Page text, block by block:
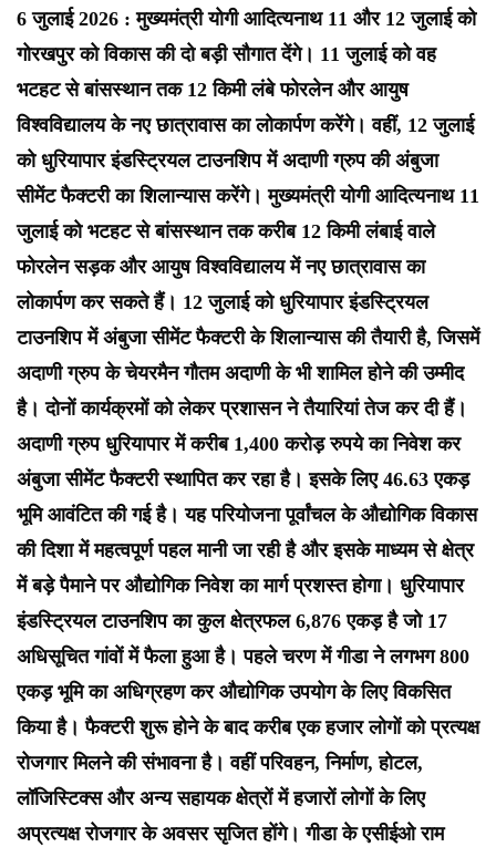
6 जुलाई 2026 : मुख्यमंत्री योगी आदित्यनाथ 11 और 12 जुलाई को
गोरखपुर को विकास की दो बड़ी सौगात देंगे। 11 जुलाई को वह
भटहट से बांसस्थान तक 12 किमी लंबे फोरलेन और आयुष
विश्वविद्यालय के नए छात्रावास का लोकार्पण करेंगे। वहीं, 12 जुलाई
को धुरियापार इंडस्ट्रियल टाउनशिप में अदाणी ग्रुप की अंबुजा
सीमेंट फैक्टरी का शिलान्यास करेंगे। मुख्यमंत्री योगी आदित्यनाथ 11
जुलाई को भटहट से बांसस्थान तक करीब 12 किमी लंबाई वाले
फोरलेन सड़क और आयुष विश्वविद्यालय में नए छात्रावास का
लोकार्पण कर सकते हैं। 12 जुलाई को धुरियापार इंडस्ट्रियल
टाउनशिप में अंबुजा सीमेंट फैक्टरी के शिलान्यास की तैयारी है, जिसमें
अदाणी ग्रुप के चेयरमैन गौतम अदाणी के भी शामिल होने की उम्मीद
है। दोनों कार्यक्रमों को लेकर प्रशासन ने तैयारियां तेज कर दी हैं।
अदाणी ग्रुप धुरियापार में करीब 1,400 करोड़ रुपये का निवेश कर
अंबुजा सीमेंट फैक्टरी स्थापित कर रहा है। इसके लिए 46.63 एकड़
भूमि आवंटित की गई है। यह परियोजना पूर्वांचल के औद्योगिक विकास
की दिशा में महत्वपूर्ण पहल मानी जा रही है और इसके माध्यम से क्षेत्र
में बड़े पैमाने पर औद्योगिक निवेश का मार्ग प्रशस्त होगा। धुरियापार
इंडस्ट्रियल टाउनशिप का कुल क्षेत्रफल 6,876 एकड़ है जो 17
अधिसूचित गांवों में फैला हुआ है। पहले चरण में गीडा ने लगभग 800
एकड़ भूमि का अधिग्रहण कर औद्योगिक उपयोग के लिए विकसित
किया है। फैक्टरी शुरू होने के बाद करीब एक हजार लोगों को प्रत्यक्ष
रोजगार मिलने की संभावना है। वहीं परिवहन, निर्माण, होटल,
लॉजिस्टिक्स और अन्य सहायक क्षेत्रों में हजारों लोगों के लिए
अप्रत्यक्ष रोजगार के अवसर सृजित होंगे। गीडा के एसीईओ राम